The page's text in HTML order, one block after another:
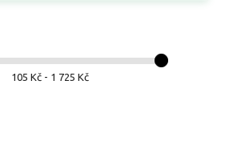
105 Kč - 1 725 Kč